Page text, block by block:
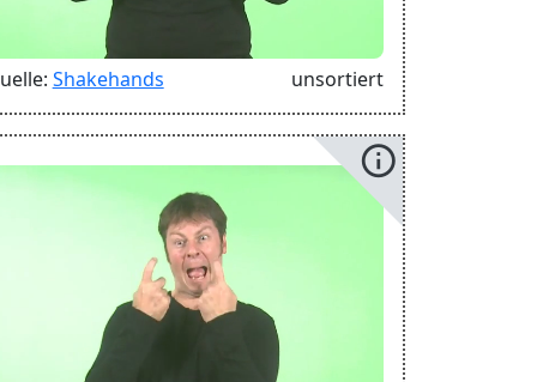
Shakehands unsortiert
info